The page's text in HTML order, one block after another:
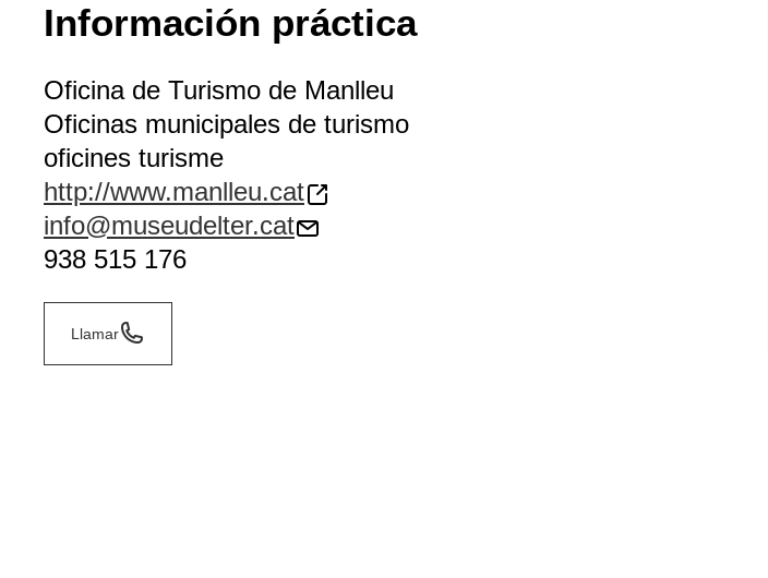
Información práctica
Oficina de Turismo de Manlleu
Oficinas municipales de turismo
oficines turisme
http://www.manlleu.cat
info@museudelter.cat
938 515 176
Llamar